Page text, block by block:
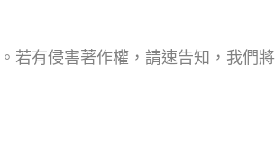
若有侵害著作權，請速告知，我們